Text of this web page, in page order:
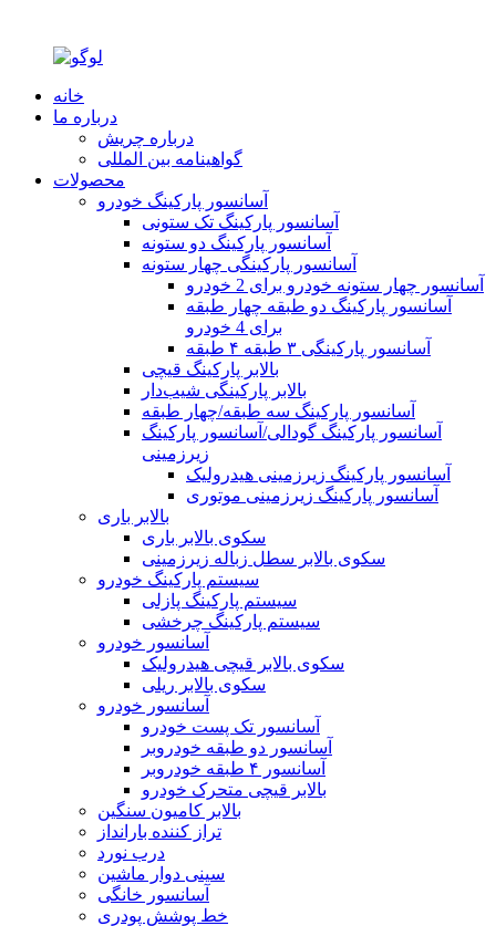
خانه
درباره ما
درباره چریش
گواهینامه بین المللی
محصولات
آسانسور پارکینگ خودرو
آسانسور پارکینگ تک ستونی
آسانسور پارکینگ دو ستونه
آسانسور پارکینگی چهار ستونه
آسانسور چهار ستونه خودرو برای 2 خودرو
آسانسور پارکینگ دو طبقه چهار طبقه
برای 4 خودرو
آسانسور پارکینگی ۳ طبقه ۴ طبقه
بالابر پارکینگ قیچی
بالابر پارکینگی شیب‌دار
آسانسور پارکینگ سه طبقه/چهار طبقه
آسانسور پارکینگ گودالی/آسانسور پارکینگ
زیرزمینی
آسانسور پارکینگ زیرزمینی هیدرولیک
آسانسور پارکینگ زیرزمینی موتوری
بالابر باری
سکوی بالابر باری
سکوی بالابر سطل زباله زیرزمینی
سیستم پارکینگ خودرو
سیستم پارکینگ پازلی
سیستم پارکینگ چرخشی
آسانسور خودرو
سکوی بالابر قیچی هیدرولیک
سکوی بالابر ریلی
آسانسور خودرو
آسانسور تک پست خودرو
آسانسور دو طبقه خودروبر
آسانسور ۴ طبقه خودروبر
بالابر قیچی متحرک خودرو
بالابر کامیون سنگین
تراز کننده بارانداز
درب نورد
سینی دوار ماشین
آسانسور خانگی
خط پوشش پودری